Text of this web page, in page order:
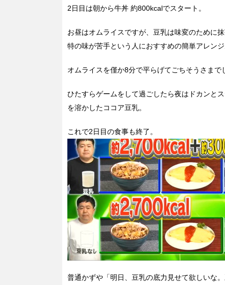
2日目は朝から牛丼 約800kcalでスタート。
お昼はオムライスですが、豆乳は味変のために
特の味が苦手という人におすすめの簡単アレン
オムライスを僅か8分で平らげてごちそうさまで
ひたすらゲームをして過ごしたら夜はドカンと
を溶かしたココア豆乳。
これで2日目の食事も終了。
普通かずや「明日、豆乳の底力見せて欲しいな